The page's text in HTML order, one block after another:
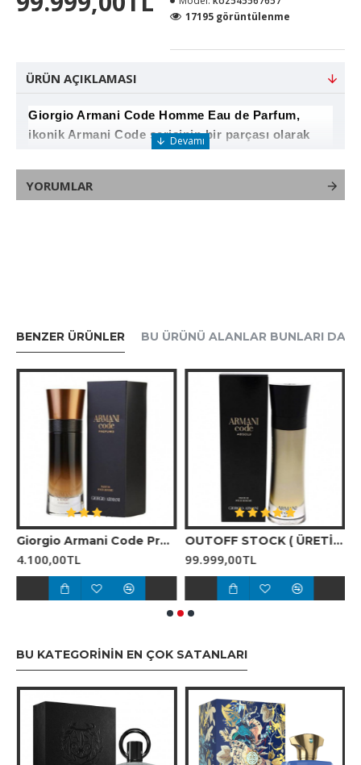
17195 görüntülenme
ÜRÜN AÇIKLAMASI
Giorgio Armani Code Homme Eau de Parfum,
ikonik Armani Code serisinin bir parçası olarak
modern erkeklere hitap eden sofistike ve zarif bir
parfümdür. Bu koku, baştan çıkarıcılığın ve
gizemin simgesel bir yorumu olup, klasik Code
- Yeşil mandalina
- Bergamot
- **Orta (Kalp) Notalar:**
- Lavanta
- Biberiye
- **Alt Notalar:**
- Deri
YORUMLAR
BENZER ÜRÜNLER BU ÜRÜNÜ ALANLAR BUNLARI DA
Giorgio Armani Code Profumo EDP Erkek Parfümü
4.100,00TL
OUTOFF STOCK ( ÜRETİMİ DURDU ) Giorgio Armani Code Absolu EDP 110 ML Erkek Parfümü
99.999,00TL
BU KATEGORININ EN ÇOK SATANLARI